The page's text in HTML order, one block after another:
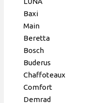
Baxi
Main
Berettа
Bosch
Buderus
Chaffoteaux
Comfort
Demrad